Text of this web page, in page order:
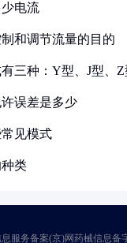
电流
和调节流量的目的
三种：Y型、J型、Z
误差是多少
见模式
类
服务备案(京)网药械信息备